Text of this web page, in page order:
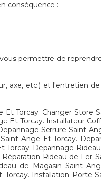
conséquence :
permettre de
axe, etc.) et l'entretien
Et Torcay. Changer Store
Et Torcay. Installateur
Serrure Saint
Ange Et Torcay.
Torcay. Depannage
Rideau de Fer
de Magasin Saint
Torcay. Installation Porte